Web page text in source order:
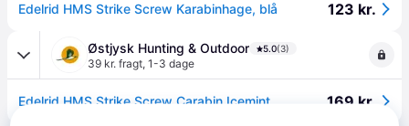
Edelrid HMS Strike Screw Karabinhage, blå 123 kr.
Østjysk Hunting & Outdoor 5.0(3)
39 kr. fragt, 1-3 dage
Edelrid HMS Strike Screw Carabin Icemint 169 kr.